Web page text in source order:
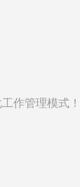
作管理模式！